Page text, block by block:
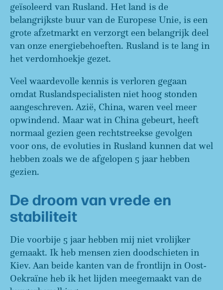
geïsoleerd van Rusland. Het land is de
belangrijkste buur van de Europese Unie, is een
grote afzetmarkt en verzorgt een belangrijk deel
van onze energiebehoeften. Rusland is te lang in
het verdomhoekje gezet.
Veel waardevolle kennis is verloren gegaan
omdat Ruslandspecialisten niet hoog stonden
aangeschreven. Azië, China, waren veel meer
opwindend. Maar wat in China gebeurt, heeft
normaal gezien geen rechtstreekse gevolgen
voor ons, de evoluties in Rusland kunnen dat wel
hebben zoals we de afgelopen 5 jaar hebben
gezien.
De droom van vrede en
stabiliteit
Die voorbije 5 jaar hebben mij niet vrolijker
gemaakt. Ik heb mensen zien doodschieten in
Kiev. Aan beide kanten van de frontlijn in Oost-
Oekraïne heb ik het lijden meegemaakt van de